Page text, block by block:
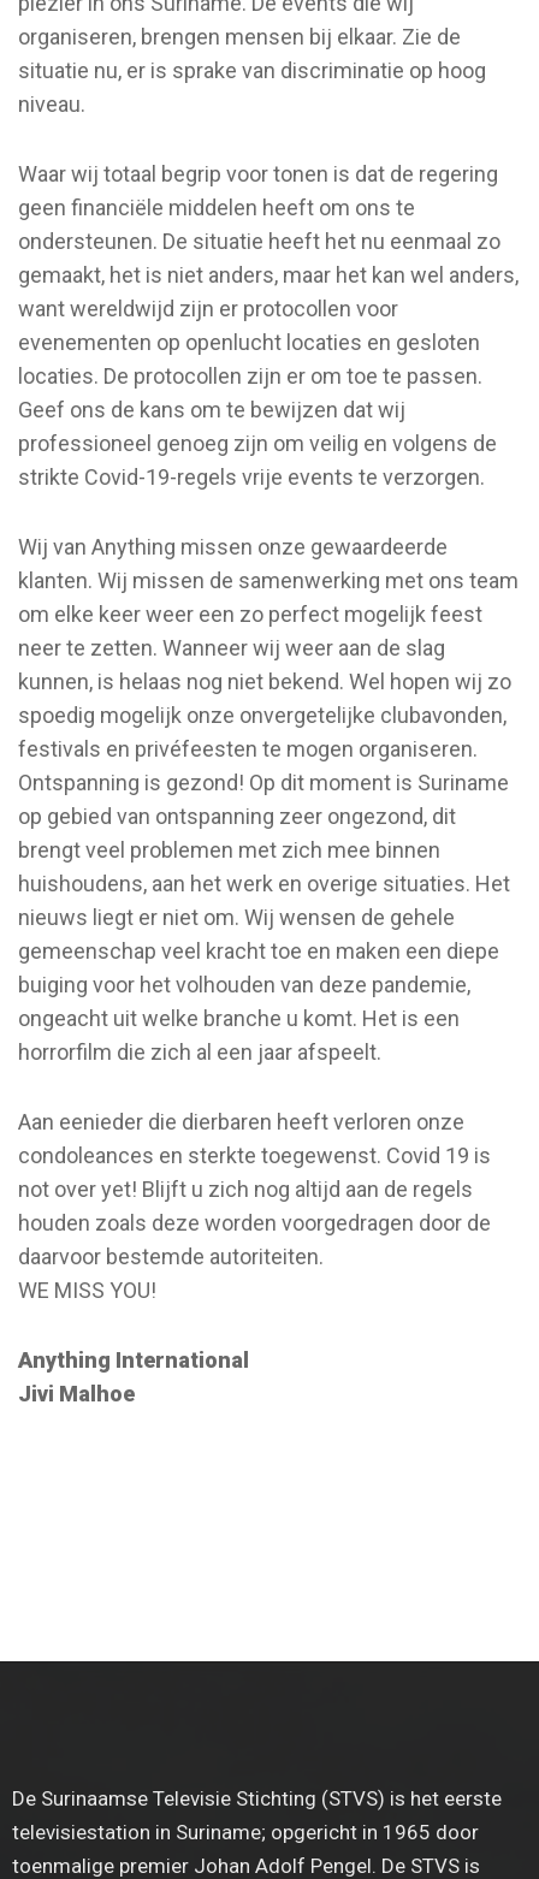
organiseren, brengen mensen bij elkaar. Zie de
situatie nu, er is sprake van discriminatie op hoog
niveau.
Waar wij totaal begrip voor tonen is dat de regering
geen financiële middelen heeft om ons te
ondersteunen. De situatie heeft het nu eenmaal zo
gemaakt, het is niet anders, maar het kan wel anders,
want wereldwijd zijn er protocollen voor
evenementen op openlucht locaties en gesloten
locaties. De protocollen zijn er om toe te passen.
Geef ons de kans om te bewijzen dat wij
professioneel genoeg zijn om veilig en volgens de
strikte Covid-19-regels vrije events te verzorgen.
Wij van Anything missen onze gewaardeerde
klanten. Wij missen de samenwerking met ons team
om elke keer weer een zo perfect mogelijk feest
neer te zetten. Wanneer wij weer aan de slag
kunnen, is helaas nog niet bekend. Wel hopen wij zo
spoedig mogelijk onze onvergetelijke clubavonden,
festivals en privéfeesten te mogen organiseren.
Ontspanning is gezond! Op dit moment is Suriname
op gebied van ontspanning zeer ongezond, dit
brengt veel problemen met zich mee binnen
huishoudens, aan het werk en overige situaties. Het
nieuws liegt er niet om. Wij wensen de gehele
gemeenschap veel kracht toe en maken een diepe
buiging voor het volhouden van deze pandemie,
ongeacht uit welke branche u komt. Het is een
horrorfilm die zich al een jaar afspeelt.
Aan eenieder die dierbaren heeft verloren onze
condoleances en sterkte toegewenst. Covid 19 is
not over yet! Blijft u zich nog altijd aan de regels
houden zoals deze worden voorgedragen door de
daarvoor bestemde autoriteiten.
WE MISS YOU!
Anything International
Jivi Malhoe
De Surinaamse Televisie Stichting (STVS) is het eerste
televisiestation in Suriname; opgericht in 1965 door
toenmalige premier Johan Adolf Pengel. De STVS is